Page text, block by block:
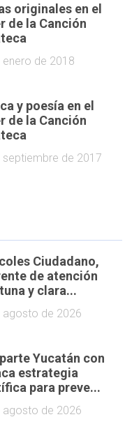
originales en el
de la Canción
enero de 2018
y poesía en el
de la Canción
septiembre de 2017
Ciudadano,
de atención
y clara...
agosto de 2026
Yucatán con
estrategia
para preve...
agosto de 2026